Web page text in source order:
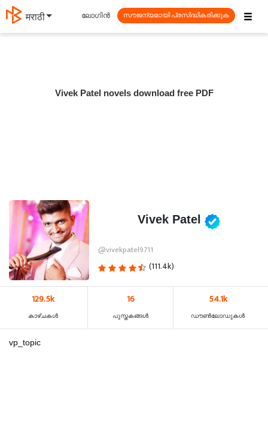
मराठी ☰
ലോഗിൻ സൗജന്യമായി പ്രസിദ്ധീകരിക്കുക
Vivek Patel novels download free PDF
Vivek Patel
@vivekpatel9711
(111.4k)
129.5k
കാഴ്‌ചകൾ
16
പുസ്തകങ്ങൾ
54.1k
ഡൗൺലോഡുകൾ
vp_topic